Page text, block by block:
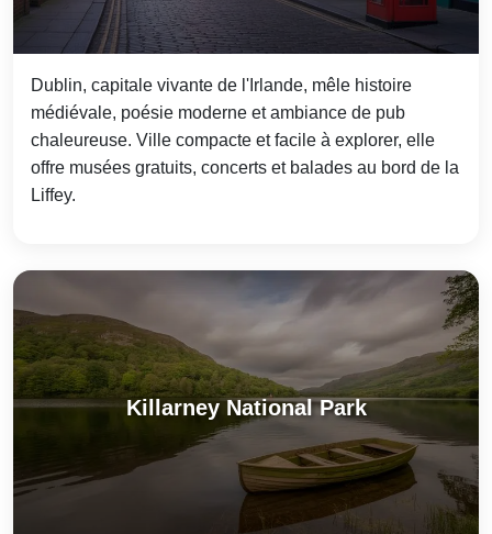
Dublin, capitale vivante de l'Irlande, mêle histoire
médiévale, poésie moderne et ambiance de pub
chaleureuse. Ville compacte et facile à explorer, elle
offre musées gratuits, concerts et balades au bord de la
Liffey.
Killarney National Park